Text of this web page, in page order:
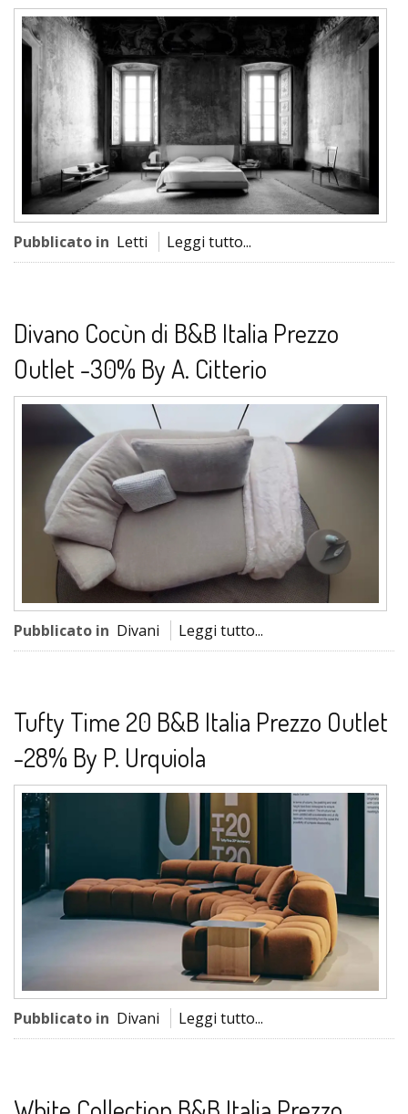
Pubblicato in Letti Leggi tutto...
Divano Cocùn di B&B Italia Prezzo
Outlet -30% By A. Citterio
Pubblicato in Divani Leggi tutto...
Tufty Time 20 B&B Italia Prezzo Outlet
-28% By P. Urquiola
Pubblicato in Divani Leggi tutto...